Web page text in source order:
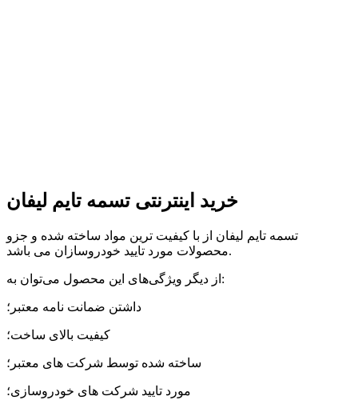
خرید اینترنتی تسمه تایم لیفان
تسمه تایم لیفان از با کیفیت ترین مواد ساخته شده و جزو
محصولات مورد تایید خودروسازان می باشد.
از دیگر ویژگی‌های این محصول می‌توان به:
داشتن ضمانت نامه معتبر؛
کیفیت بالای ساخت؛
ساخته شده توسط شرکت های معتبر؛
مورد تایید شرکت های خودروسازی؛